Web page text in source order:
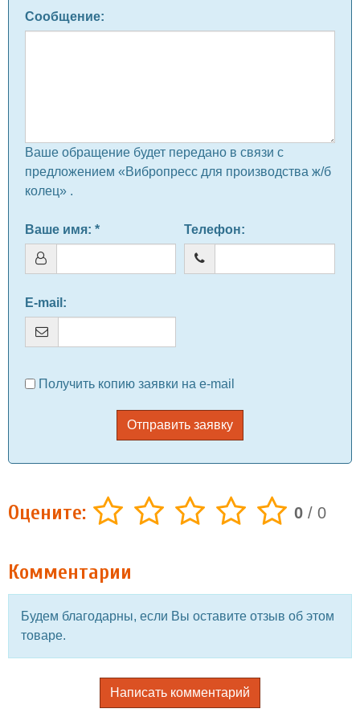
Сообщение:
Ваше обращение будет передано в связи с
предложением «Вибропресс для производства ж/б
колец» .
Ваше имя: * Телефон:
E-mail :
Получить копию заявки на e-mail
Отправить заявку
Оцените: 0 / 0
Комментарии
Будем благодарны, если Вы оставите отзыв об этом
товаре.
Написать комментарий